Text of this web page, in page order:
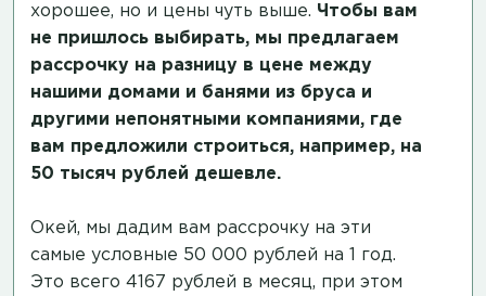
хорошее, но и цены чуть выше. Чтобы вам
не пришлось выбирать, мы предлагаем
рассрочку на разницу в цене между
нашими домами и банями из бруса и
другими непонятными компаниями, где
вам предложили строиться, например, на
50 тысяч рублей дешевле.
Окей, мы дадим вам рассрочку на эти
самые условные 50 000 рублей на 1 год.
Это всего 4167 рублей в месяц, при этом